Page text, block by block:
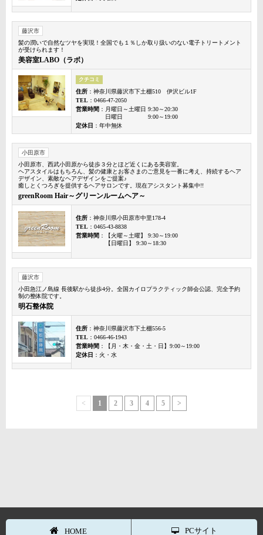
藤沢市
髪の潤いで自然なツヤを実現！全国でも１％しか取り扱いのない電子トリートメント
が受けられます！
美容室LABO（ラボ）
クチコミ
住所 ：神奈川県藤沢市下土棚510 伊沢ビル1F
TEL ：0466-47-2050
営業時間 ：月曜日～土曜日 9:30～20:30
日曜日 9:00～19:00
定休日 ：年中無休
小田原市
小田原市、西武小田原から徒歩３分とほど近くにある美容室。
ヘアスタイルはもちろん、髪の健康とお客さまのご意見を一番に考え、持続するヘア
デザイン、素敵なヘアデザインをご提案♪
癒しとくつろぎを提供するヘアサロンです。現在アシスタント募集中!!
greenRoom Hair～グリーンルームヘア～
住所 ：神奈川県小田原市中里178-4
TEL ：0465-43-8838
営業時間 ：【火曜～土曜】 9:30～19:00
【日曜日】 9:30～18:30
藤沢市
小田急江ノ島線 長後駅から徒歩4分。全国カイロプラクティック師会公認、完全予約
制の整体院です。
明石整体院
住所 ：神奈川県藤沢市下土棚556-5
TEL ：0466-46-1943
営業時間 ：【月・木・金・土・日】9:00～19:00
定休日 ：火・水
< 1 2 3 4 5 >
HOME PCサイト